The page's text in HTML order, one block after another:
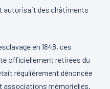
autorisait des châtiments
en 1848, ces
officiellement retirées du
régulièrement dénoncée
associations mémorielles.